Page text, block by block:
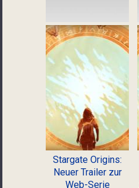
Stargate Origins:
Neuer Trailer zur
Web-Serie